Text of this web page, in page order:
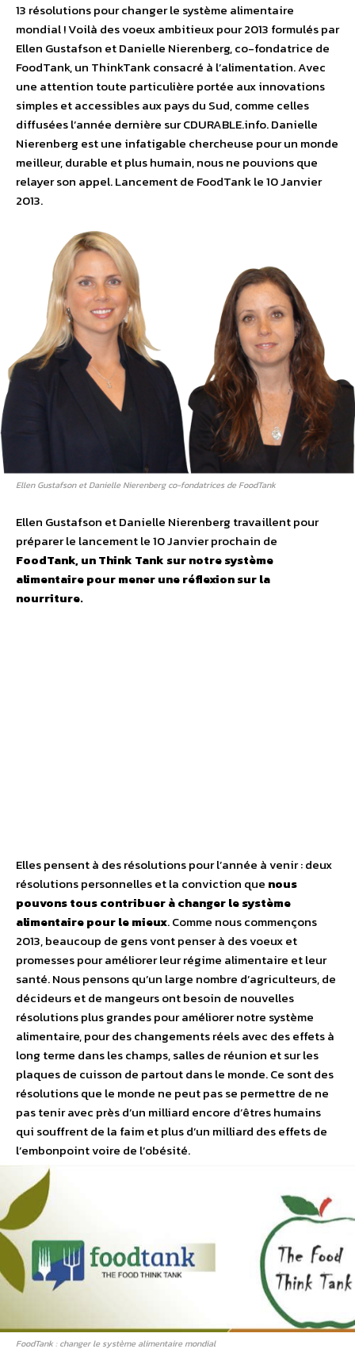
13 résolutions pour changer le système alimentaire
mondial ! Voilà des voeux ambitieux pour 2013 formulés par
Ellen Gustafson et Danielle Nierenberg, co-fondatrice de
FoodTank, un ThinkTank consacré à l’alimentation. Avec
une attention toute particulière portée aux innovations
simples et accessibles aux pays du Sud, comme celles
diffusées l’année dernière sur CDURABLE.info. Danielle
Nierenberg est une infatigable chercheuse pour un monde
meilleur, durable et plus humain, nous ne pouvions que
relayer son appel. Lancement de FoodTank le 10 Janvier
2013.
Ellen Gustafson et Danielle Nierenberg co-fondatrices de FoodTank
Ellen Gustafson et Danielle Nierenberg travaillent pour
préparer le lancement le 10 Janvier prochain de
FoodTank, un Think Tank sur notre système
alimentaire pour mener une réflexion sur la
nourriture.
Elles pensent à des résolutions pour l’année à venir : deux
résolutions personnelles et la conviction que nous
pouvons tous contribuer à changer le système
alimentaire pour le mieux. Comme nous commençons
2013, beaucoup de gens vont penser à des voeux et
promesses pour améliorer leur régime alimentaire et leur
santé. Nous pensons qu’un large nombre d’agriculteurs, de
décideurs et de mangeurs ont besoin de nouvelles
résolutions plus grandes pour améliorer notre système
alimentaire, pour des changements réels avec des effets à
long terme dans les champs, salles de réunion et sur les
plaques de cuisson de partout dans le monde. Ce sont des
résolutions que le monde ne peut pas se permettre de ne
pas tenir avec près d’un milliard encore d’êtres humains
qui souffrent de la faim et plus d’un milliard des effets de
l’embonpoint voire de l’obésité.
FoodTank : changer le système alimentaire mondial